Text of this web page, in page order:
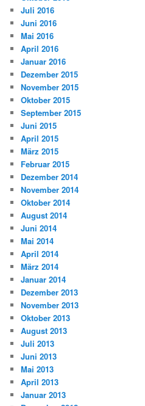
Juli 2016
Juni 2016
Mai 2016
April 2016
Januar 2016
Dezember 2015
November 2015
Oktober 2015
September 2015
Juni 2015
April 2015
März 2015
Februar 2015
Dezember 2014
November 2014
Oktober 2014
August 2014
Juni 2014
Mai 2014
April 2014
März 2014
Januar 2014
Dezember 2013
November 2013
Oktober 2013
August 2013
Juli 2013
Juni 2013
Mai 2013
April 2013
Januar 2013